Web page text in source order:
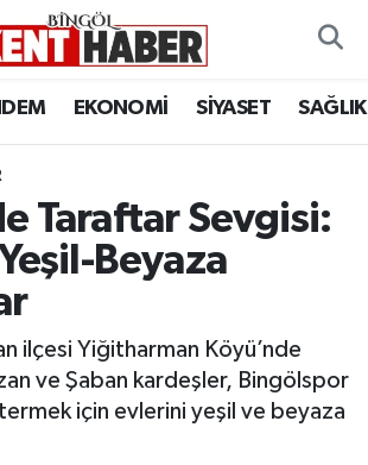
EKONOMİ SİYASET SAĞLIK
Taraftar Sevgisi:
Beyaza
ilçesi Yiğitharman Köyü’nde
ve Şaban kardeşler, Bingölspor
için evlerini yeşil ve beyaza
Durumu
Vakitleri
Yoğunluk Haritası
Haberleri